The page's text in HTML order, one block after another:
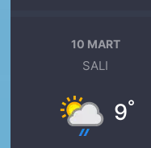
10 MART
SALI
9°